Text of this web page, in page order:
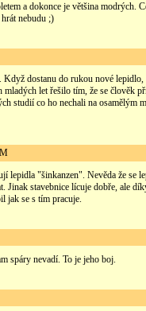
a dokonce je většina modrých.
nebudu ;)
dostanu do rukou nové
let řešilo tím, že se člověk
studií co ho nechali na osamělým
lepidla "šinkanzen". Nevěda že se
Jinak stavebnice lícuje dobře, ale
jak se s tím pracuje.
spáry nevadí. To je jeho boj.